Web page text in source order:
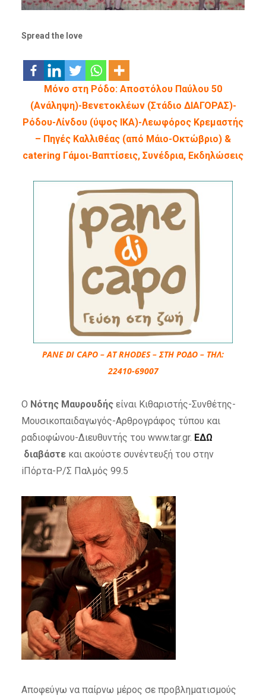
Spread the love
Μόνο στη Ρόδο: Αποστόλου Παύλου 50
(Ανάληψη)-Βενετοκλέων (Στάδιο ΔΙΑΓΟΡΑΣ)-
Ρόδου-Λίνδου (ύψος ΙΚΑ)-Λεωφόρος Κρεμαστής
– Πηγές Καλλιθέας (από Μάιο-Οκτώβριο) &
catering Γάμοι-Βαπτίσεις, Συνέδρια, Εκδηλώσεις
PANE DI CAPO – AT RHODES – ΣΤΗ ΡΟΔΟ – ΤΗΛ:
22410-69007
Ο Νότης Μαυρουδήςείναι Κιθαριστής-Συνθέτης-
Μουσικοπαιδαγωγός-Αρθρογράφος τύπου και
ραδιοφώνου-Διευθυντής του www.tar.gr. ΕΔΩ
διαβάστεκαι ακούστε συνέντευξή του στην
iΠόρτα-Ρ/Σ Παλμός 99.5
Αποφεύγω να παίρνω μέρος σε προβληματισμούς